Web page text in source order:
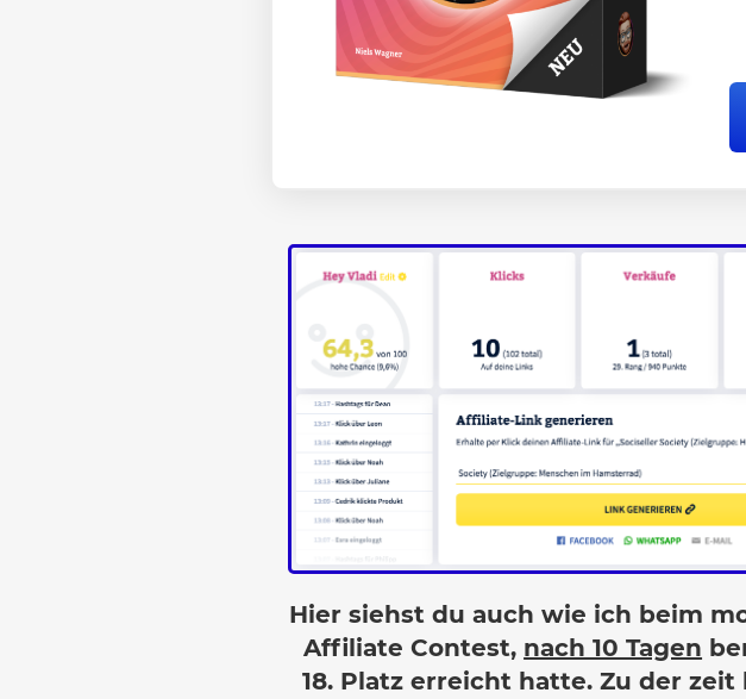
Hier siehst du auch wie ich beim
Affiliate Contest, nach 10 Tagen
18. Platz erreicht hatte. Zu der zeit